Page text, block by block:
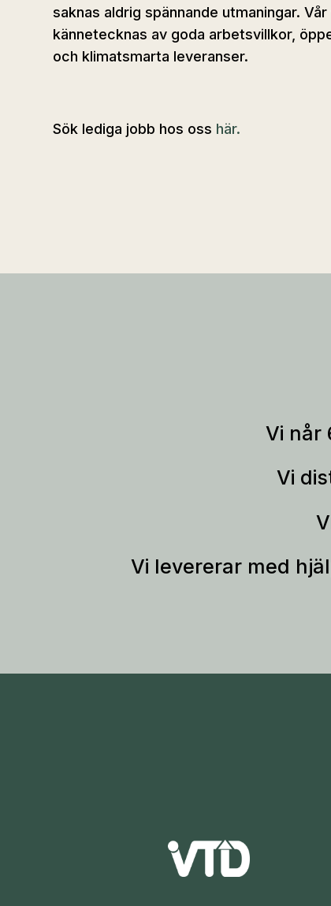
saknas aldrig spännande utmaningar.
kännetecknas av goda arbetsvillkor,
och klimatsmarta leveranser.
Sök lediga jobb hos oss här.
Vi når
Vi
Vi levererar med